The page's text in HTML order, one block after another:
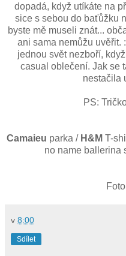
dopadá, když utíkáte na
sice s sebou do baťůžku
byste mě museli znát...
ani sama nemůžu uvěřit.
jednou svět nezboří,
casual oblečení. Jak se
nestačila
PS:
Camaieu parka / H&M T-
no name ballerina
v 8:00
Sdílet